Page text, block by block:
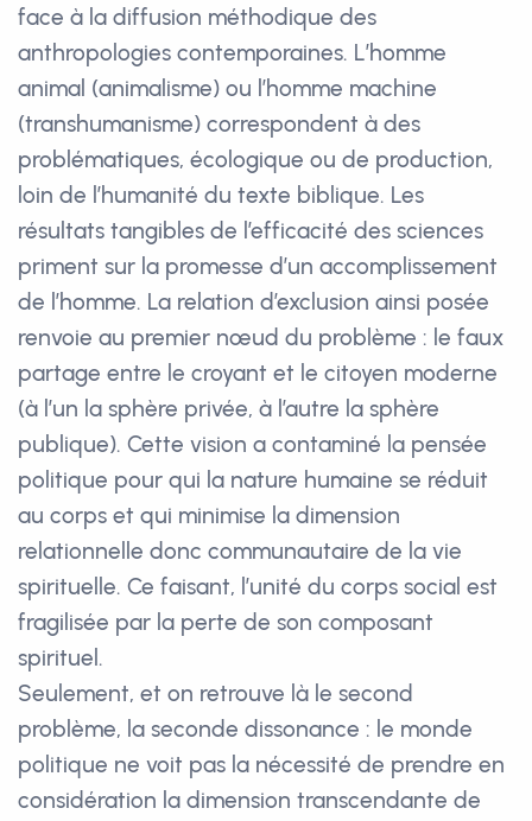
face à la diffusion méthodique des
anthropologies contemporaines. L’homme
animal (animalisme) ou l’homme machine
(transhumanisme) correspondent à des
problématiques, écologique ou de production,
loin de l’humanité du texte biblique. Les
résultats tangibles de l’efficacité des sciences
priment sur la promesse d’un accomplissement
de l’homme. La relation d’exclusion ainsi posée
renvoie au premier nœud du problème : le faux
partage entre le croyant et le citoyen moderne
(à l’un la sphère privée, à l’autre la sphère
publique). Cette vision a contaminé la pensée
politique pour qui la nature humaine se réduit
au corps et qui minimise la dimension
relationnelle donc communautaire de la vie
spirituelle. Ce faisant, l’unité du corps social est
fragilisée par la perte de son composant
spirituel.
Seulement, et on retrouve là le second
problème, la seconde dissonance : le monde
politique ne voit pas la nécessité de prendre en
considération la dimension transcendante de